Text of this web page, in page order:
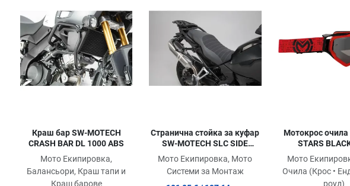
Quick View
Краш бар SW-MOTECH
CRASH BAR DL 1000 ABS
Мото Екипировка,
Балансьори, Краш тапи и
Краш барове
Quick View
Странична стойка за куфар
SW-MOTECH SLC SIDE
CARRIER R F 750 GS ABS 23
Мото Екипировка, Мото
Системи за Монтаж
Мотокрос очила
STARS
Мото
Очила (Крос •
роуд)